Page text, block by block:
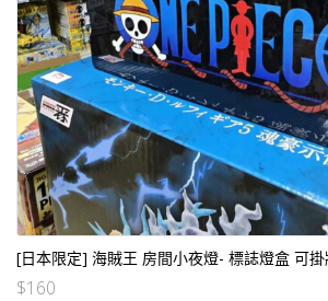
[日本限定] 海賊王 房間小夜燈- 標誌燈盒 可
$160